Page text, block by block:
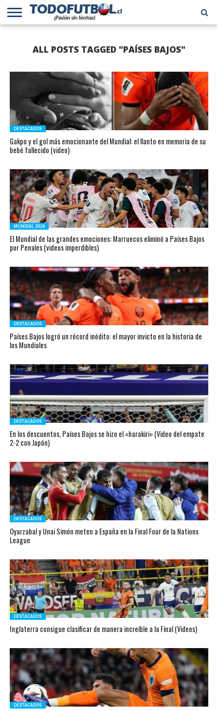
CHILENA
EN EL
MUNDO
INTERNACIONAL
ALL POSTS TAGGED "PAÍSES BAJOS"
DESTACADOS
Gakpo y el gol más emocionante del Mundial: el llanto en memoria de su
bebé fallecido (video)
MUNDIAL 2026
El Mundial de las grandes emociones: Marruecos eliminó a Países Bajos
por Penales (videos imperdibles)
DESTACADOS
Países Bajos logró un récord inédito: el mayor invicto en la historia de
los Mundiales
DESTACADOS
En los descuentos, Países Bajos se hizo el «harakiri» (Video del empate
2-2 con Japón)
DESTACADOS
Oyarzabal y Unai Simón meten a España en la Final Four de la Nations
League
DESTACADOS
Inglaterra consigue clasificar de manera increíble a la Final (Videos)
DESTACADOS